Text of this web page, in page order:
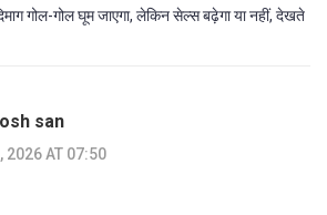
गोल-गोल घूम जाएगा, लेकिन सेल्स बढ़ेगा या नहीं, देखते
san
2026 AT 07:50